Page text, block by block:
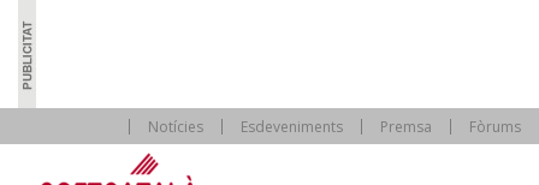
Notícies Esdeveniments Premsa Fòrums